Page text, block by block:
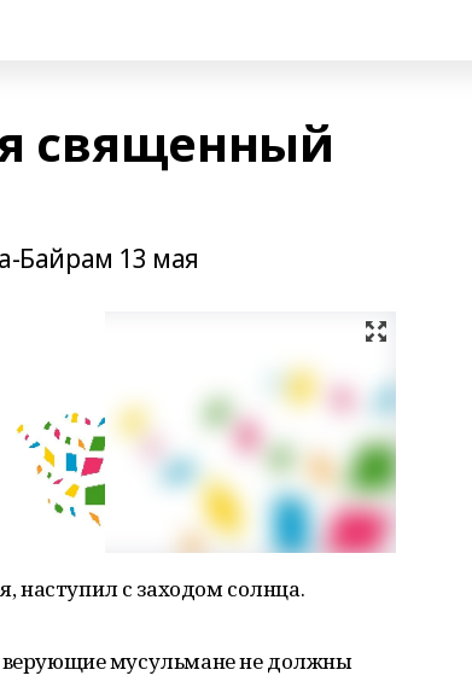
священный
Байрам 13 мая
наступил с заходом солнца.
верующие мусульмане не должны